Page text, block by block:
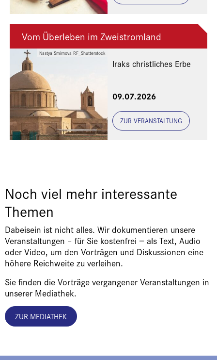
Nastya Smirnova RF_Shutterstock
Vom Überleben im Zweistromland
Iraks christliches Erbe
Freunde und Gönner
09.07.2026
ZUR VERANSTALTUNG
Noch viel mehr interessante
Themen
Dabeisein ist nicht alles. Wir dokumentieren unsere
Veranstaltungen – für Sie kostenfrei − als Text, Audio
oder Video, um den Vorträgen und Diskussionen eine
höhere Reichweite zu verleihen.
Sie finden die Vorträge vergangener Veranstaltungen in
unserer Mediathek.
ZUR MEDIATHEK